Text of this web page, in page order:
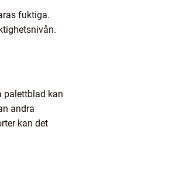
fuktiga.
palettblad kan
andra
kan det